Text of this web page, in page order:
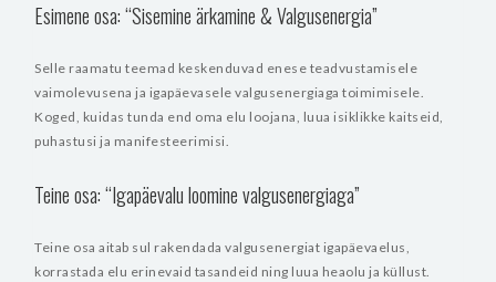
Esimene osa: “Sisemine ärkamine & Valgusenergia”
Selle raamatu teemad keskenduvad enese teadvustamisele
vaimolevusena ja igapäevasele valgusenergiaga toimimisele.
Koged, kuidas tunda end oma elu loojana, luua isiklikke kaitseid,
puhastusi ja manifesteerimisi.
Teine osa: “Igapäevalu loomine valgusenergiaga”
Teine osa aitab sul rakendada valgusenergiat igapäevaelus,
korrastada elu erinevaid tasandeid ning luua heaolu ja küllust.